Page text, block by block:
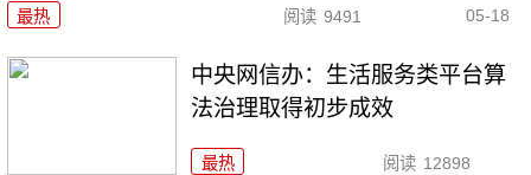
最热 阅读 9491 05-18
中央网信办：生活服务类平台算
法治理取得初步成效
最热 阅读 12898